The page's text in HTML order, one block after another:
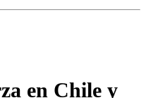
en Chile y